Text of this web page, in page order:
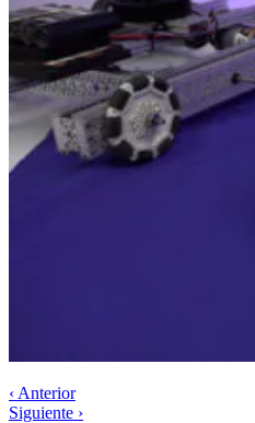
‹ Anterior
Siguiente ›